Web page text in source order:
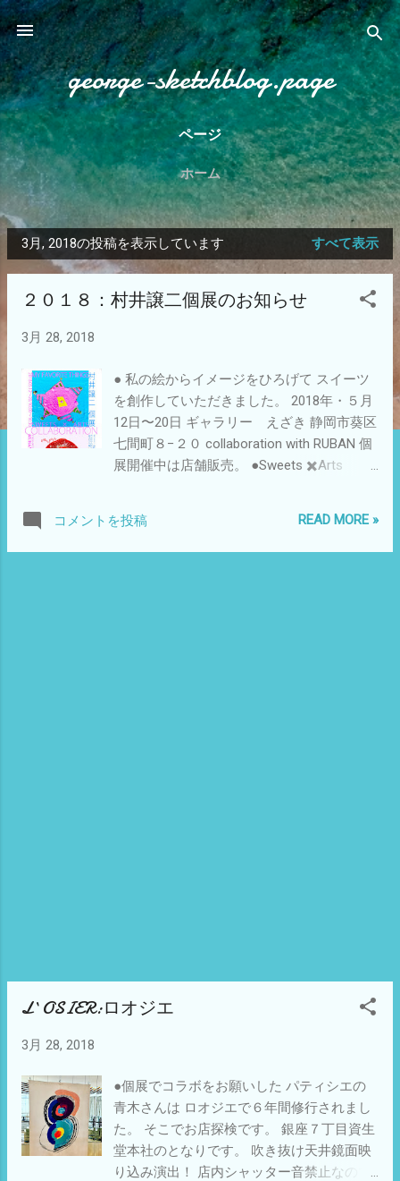
スキップしてメイン コンテンツに移動
george-sketchblog.page
ページ
ホーム
投
3月, 2018の投稿を表示しています すべて表示
２０１８：村井譲二個展のお知らせ
3月 28, 2018
● 私の絵からイメージをひろげて スイーツ
を創作していただきました。 2018年・５月
12日〜20日 ギャラリー えざき 静岡市葵区
七間町８−２０ collaboration with RUBAN 個
展開催中は店舗販売。 ●Sweets ✖️Arts
ものでした。
コメントを投稿 READ MORE »
L`OSIER:ロオジエ
3月 28, 2018
●個展でコラボをお願いした パティシエの
青木さんは ロオジエで６年間修行されまし
た。 そこでお店探検です。 銀座７丁目資生
堂本社のとなりです。 吹き抜け天井鏡面映
り込み演出！ 店内シャッター音禁止なので